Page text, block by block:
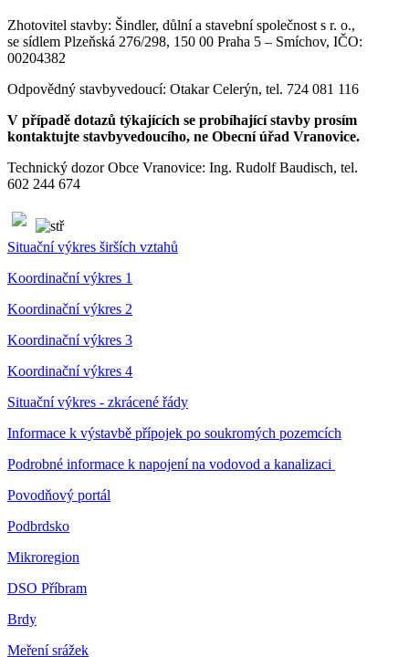
Zhotovitel stavby: Šindler, důlní a stavební společnost s r. o.,
se sídlem Plzeňská 276/298, 150 00 Praha 5 – Smíchov, IČO:
00204382
Odpovědný stavbyvedoucí: Otakar Celerýn, tel. 724 081 116
V případě dotazů týkajících se probíhající stavby prosím
kontaktujte stavbyvedoucího, ne Obecní úřad Vranovice.
Technický dozor Obce Vranovice: Ing. Rudolf Baudisch, tel.
602 244 674
Situační výkres širších vztahů
Koordinační výkres 1
Koordinační výkres 2
Koordinační výkres 3
Koordinační výkres 4
Situační výkres - zkrácené řády
Informace k výstavbě přípojek po soukromých pozemcích
Podrobné informace k napojení na vodovod a kanalizaci
Povodňový portál
Podbrdsko
Mikroregion
DSO Příbram
Brdy
Meření srážek